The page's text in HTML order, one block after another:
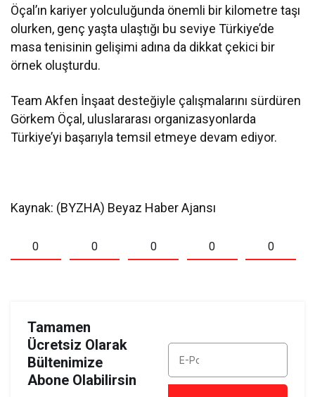
Öçal’ın kariyer yolculuğunda önemli bir kilometre taşı
olurken, genç yaşta ulaştığı bu seviye Türkiye’de
masa tenisinin gelişimi adına da dikkat çekici bir
örnek oluşturdu.
Team Akfen İnşaat desteğiyle çalışmalarını sürdüren
Görkem Öçal, uluslararası organizasyonlarda
Türkiye’yi başarıyla temsil etmeye devam ediyor.
Kaynak: (BYZHA) Beyaz Haber Ajansı
0 0 0 0 0
Tamamen
Ücretsiz Olarak
Bültenimize
Abone Olabilirsin